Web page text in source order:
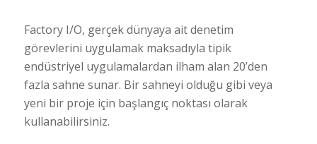
Factory I/O, gerçek dünyaya ait denetim
görevlerini uygulamak maksadıyla tipik
endüstriyel uygulamalardan ilham alan 20’den
fazla sahne sunar. Bir sahneyi olduğu gibi veya
yeni bir proje için başlangıç noktası olarak
kullanabilirsiniz.